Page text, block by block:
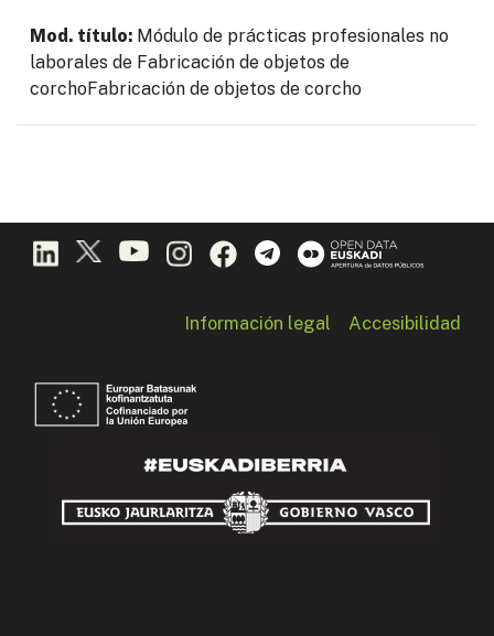
Módulo de prácticas profesionales no
laborales de Fabricación de objetos de
corchoFabricación de objetos de corcho
Información legal Accesibilidad